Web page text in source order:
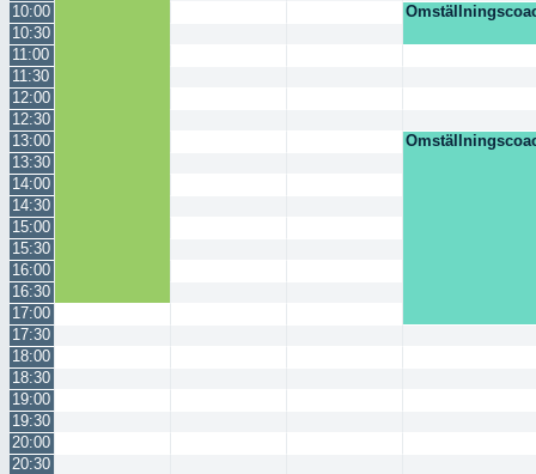
10:00
10:30
11:00
11:30
12:00
12:30
13:00
13:30
14:00
14:30
15:00
15:30
16:00
16:30
17:00
17:30
18:00
18:30
19:00
19:30
20:00
20:30